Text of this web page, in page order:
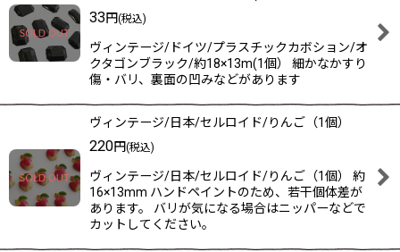
33円(税込)
ヴィンテージ/ドイツ/プラスチックカボション/オ
クタゴンブラック/約18×13m(1個） 細かなかすり
傷・バリ、裏面の凹みなどがあります
ヴィンテージ/日本/セルロイド/りんご（1個）
220円(税込)
ヴィンテージ/日本/セルロイド/りんご（1個） 約
16×13mm ハンドペイントのため、若干個体差が
あります。 バリが気になる場合はニッパーなどで
カットしてください。